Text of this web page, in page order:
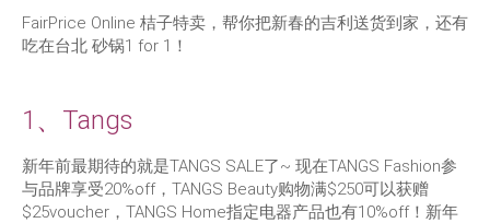
FairPrice Online 桔子特卖，帮你把新春的吉利送货到家，还有
吃在台北 砂锅1 for 1！
1、Tangs
新年前最期待的就是TANGS SALE了~ 现在TANGS Fashion参
与品牌享受20%off，TANGS Beauty购物满$250可以获赠
$25voucher，TANGS Home指定电器产品也有10%off！新年